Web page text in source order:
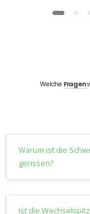
Welche Fragen
Warum ist die
gerissen?
Ist die